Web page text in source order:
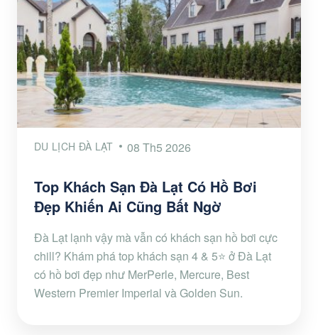
DU LỊCH ĐÀ LẠT 08 Th5 2026
Top Khách Sạn Đà Lạt Có Hồ Bơi
Đẹp Khiến Ai Cũng Bất Ngờ
Đà Lạt lạnh vậy mà vẫn có khách sạn hồ bơi cực
chill? Khám phá top khách sạn 4 & 5⭐ ở Đà Lạt
có hồ bơi đẹp như MerPerle, Mercure, Best
Western Premier Imperial và Golden Sun.